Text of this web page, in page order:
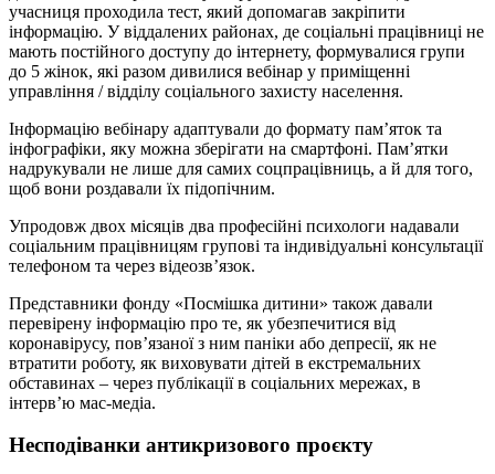
учасниця проходила тест, який допомагав закріпити
інформацію. У віддалених районах, де соціальні працівниці не
мають постійного доступу до інтернету, формувалися групи
до 5 жінок, які разом дивилися вебінар у приміщенні
управління / відділу соціального захисту населення.
Інформацію вебінару адаптували до формату пам’яток та
інфографіки, яку можна зберігати на смартфоні. Пам’ятки
надрукували не лише для самих соцпрацівниць, а й для того,
щоб вони роздавали їх підопічним.
Упродовж двох місяців два професійні психологи надавали
соціальним працівницям групові та індивідуальні консультації
телефоном та через відеозв’язок.
Представники фонду «Посмішка дитини» також давали
перевірену інформацію про те, як убезпечитися від
коронавірусу, пов’язаної з ним паніки або депресії, як не
втратити роботу, як виховувати дітей в екстремальних
обставинах – через публікації в соціальних мережах, в
інтерв’ю мас-медіа.
Несподіванки антикризового проєкту